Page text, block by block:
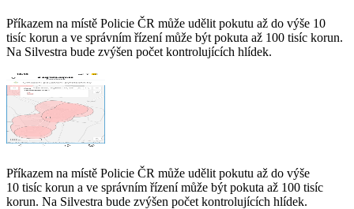
Příkazem na místě Policie ČR může udělit pokutu až do výše 10
tisíc korun a ve správním řízení může být pokuta až 100 tisíc korun.
Na Silvestra bude zvýšen počet kontrolujících hlídek.
Příkazem na místě Policie ČR může udělit pokutu až do výše
10 tisíc korun a ve správním řízení může být pokuta až 100 tisíc
korun. Na Silvestra bude zvýšen počet kontrolujících hlídek.